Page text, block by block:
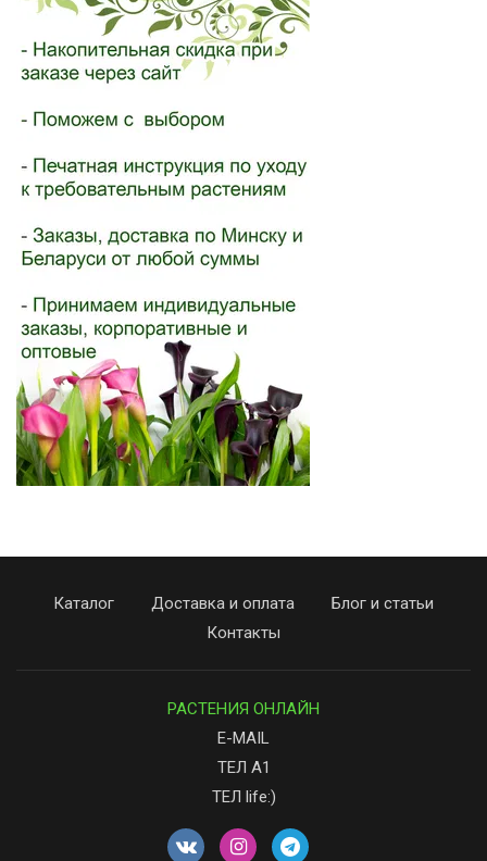
Каталог Доставка и оплата
Блог и статьи
Контакты
РАСТЕНИЯ ОНЛАЙН
E-MAIL
ТЕЛ А1
ТЕЛ life:)